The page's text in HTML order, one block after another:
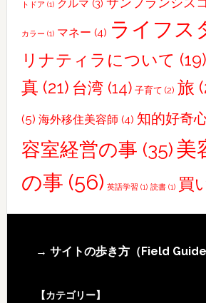
トドア (1) クルマ (3)
カラー (1) マネー (4) ライフス
リナティラについて (19)
真 (21) 台湾(14) 子育て (2) 旅
(5) 海外移住美容師 (4) 知的好奇
容室経営の事 (35)美
の事 (56) 英語学習 (1) 読書(1) 買
Footer
→ サイトの歩き方（Field Guide
【カテゴリー】